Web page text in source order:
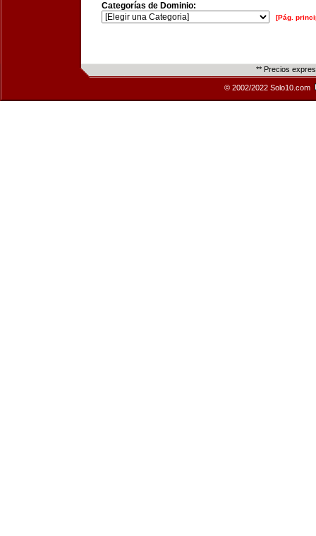
Categorías de Dominio:
[Pág.
** Precios
© 2002/2022 Solo10.com